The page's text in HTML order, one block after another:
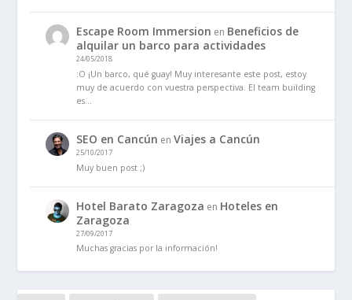
Escape Room Immersion en Beneficios de
alquilar un barco para actividades
24/05/2018
:O ¡Un barco, qué guay! Muy interesante este post, estoy
muy de acuerdo con vuestra perspectiva. El team building
es…
SEO en Cancún enViajes a Cancún
25/10/2017
Muy buen post ;)
Hotel Barato Zaragoza en Hoteles en
Zaragoza
27/09/2017
Muchas gracias por la información!